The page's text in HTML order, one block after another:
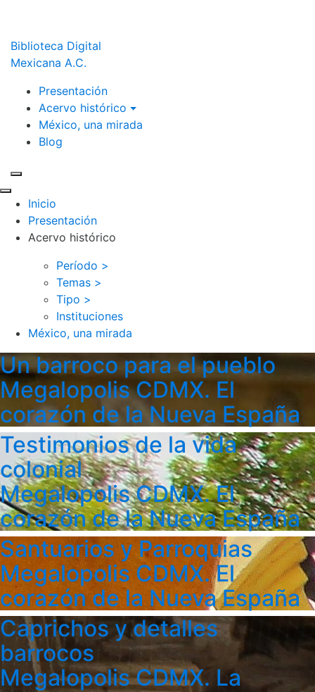
Biblioteca Digital
Mexicana A.C.
Presentación
Acervo histórico
México, una mirada
Blog
Inicio
Presentación
Acervo histórico
Período >
Temas >
Tipo >
Instituciones
México, una mirada
Un barroco para el pueblo
Megalopolis CDMX. El
corazón de la Nueva España
Testimonios de la vida
colonial
Megalopolis CDMX. El
corazón de la Nueva España
Santuarios y Parroquias
Megalopolis CDMX. El
corazón de la Nueva España
Caprichos y detalles
barrocos
Megalopolis CDMX. La